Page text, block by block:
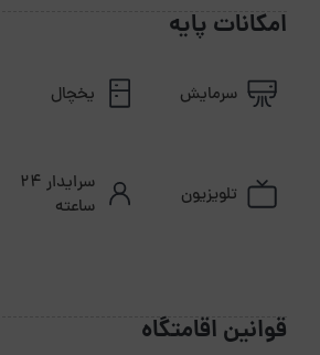
امکانات پایه
سرمایش یخچال
تلویزیون
سرایدار ۲۴
ساعته
قوانین اقامتگاه